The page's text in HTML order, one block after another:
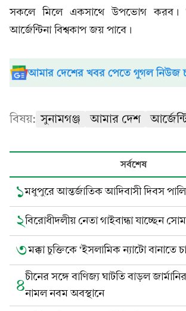
সকলে মিলে একসাথে উপভোগ করব।
আর্জেন্টিনা বিশ্বকাপ জয় পাবে।
আমার দেশের খবর পেতে গুগল নিউজ
বিষয়: সুনামগঞ্জ আমার দেশ
সর্বশেষ
১মধুপুরে আন্তর্জাতিক আদিবাসী দিবস
২বিরোধীদলীয় নেতা গাইবান্ধা যাচ্ছেন
৩মক্কা চুক্তিকে ‘ইসলামিক ন্যাটো বানাতে
৪চীনের সঙ্গে বাণিজ্য ঘাটতি বাড়ল
নামল নবম অবস্থানে